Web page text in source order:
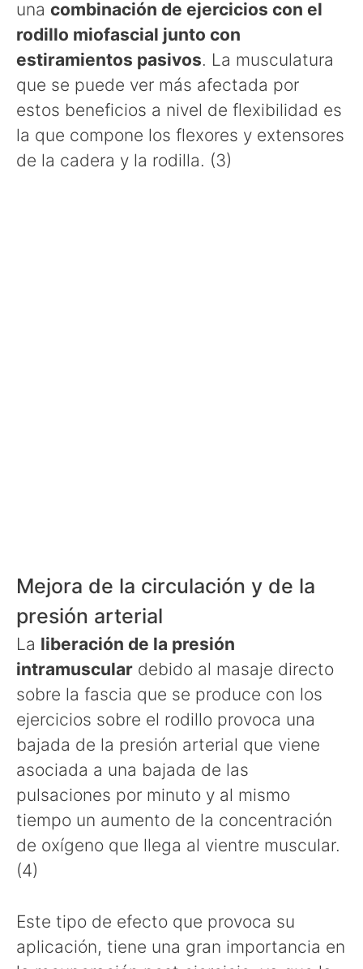
una combinación de ejercicios con el
rodillo miofascial junto con
estiramientos pasivos. La musculatura
que se puede ver más afectada por
estos beneficios a nivel de flexibilidad es
la que compone los flexores y extensores
de la cadera y la rodilla. (3)
Mejora de la circulación y de la
presión arterial
La liberación de la presión
intramuscular debido al masaje directo
sobre la fascia que se produce con los
ejercicios sobre el rodillo provoca una
bajada de la presión arterial que viene
asociada a una bajada de las
pulsaciones por minuto y al mismo
tiempo un aumento de la concentración
de oxígeno que llega al vientre muscular.
(4)
Este tipo de efecto que provoca su
aplicación, tiene una gran importancia en